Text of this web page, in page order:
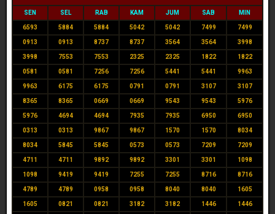
SEN SEL RAB KAM JUM SAB MIN
6593 5884 5884 5042 5042 7499 7499
0913 0913 8737 8737 3564 3564 3998
3998 7553 7553 2325 2325 1822 1822
0581 0581 7256 7256 5441 5441 9963
9963 6175 6175 0791 0791 3107 3107
8365 8365 0669 0669 9543 9543 5976
5976 4694 4694 7935 7935 6950 6950
0313 0313 9867 9867 1570 1570 8034
8034 5845 5845 0573 0573 7209 7209
4711 4711 9892 9892 3301 3301 1098
1098 9419 9419 7255 7255 8716 8716
4789 4789 0958 0958 8040 8040 1605
1605 0821 0821 3182 3182 1446 1446